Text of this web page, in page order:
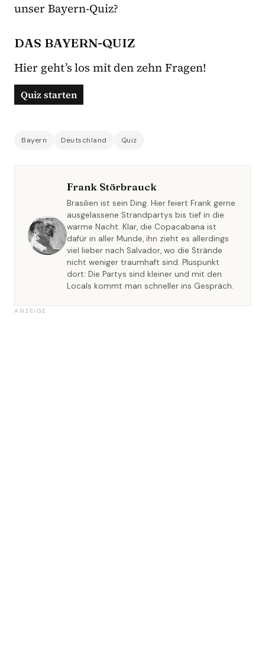
unser Bayern-Quiz?
DAS BAYERN-QUIZ
Hier geht’s los mit den zehn Fragen!
Bayern Deutschland Quiz
Frank Störbrauck
Brasilien ist sein Ding. Hier feiert Frank gerne
ausgelassene Strandpartys bis tief in die
warme Nacht. Klar, die Copacabana ist
dafür in aller Munde, ihn zieht es allerdings
viel lieber nach Salvador, wo die Strände
nicht weniger traumhaft sind. Pluspunkt
dort: Die Partys sind kleiner und mit den
Locals kommt man schneller ins Gespräch.
ANZEIGE